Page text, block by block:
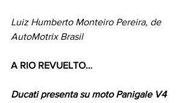
Luiz Humberto Monteiro Pereira, de
AutoMotrix Brasil
A RIO REVUELTO…
Ducati presenta su moto Panigale V4